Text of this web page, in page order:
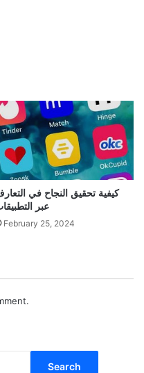
كيفية تحقيق النجاح في
عبر
February 25, 2024
Search